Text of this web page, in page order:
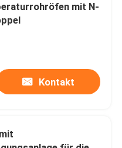
mit N-
Kontakt